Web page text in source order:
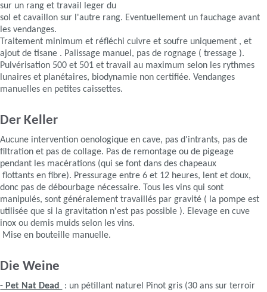
sur un rang et travail leger du
sol et cavaillon sur l'autre rang. Eventuellement un fauchage avant
les vendanges.
Traitement minimum et réfléchi cuivre et soufre uniquement , et
ajout de tisane . Palissage manuel, pas de rognage ( tressage ).
Pulvérisation 500 et 501 et travail au maximum selon les rythmes
lunaires et planétaires, biodynamie non certifiée. Vendanges
manuelles en petites caissettes.
Der Keller
Aucune intervention oenologique en cave, pas d'intrants, pas de
filtration et pas de collage. Pas de remontage ou de pigeage
pendant les macérations (qui se font dans des chapeaux
flottants en fibre). Pressurage entre 6 et 12 heures, lent et doux,
donc pas de débourbage nécessaire. Tous les vins qui sont
manipulés, sont généralement travaillés par gravité ( la pompe est
utilisée que si la gravitation n'est pas possible ). Elevage en cuve
inox ou demis muids selon les vins.
Mise en bouteille manuelle.
Die Weine
- Pet Nat Dead
: un pétillant naturel Pinot gris (30 ans sur terroir